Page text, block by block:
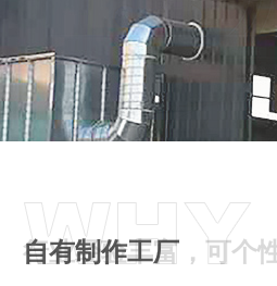
自有制作工厂